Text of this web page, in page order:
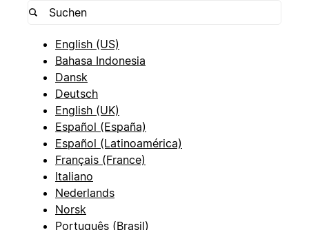
English (US)
Bahasa Indonesia
Dansk
Deutsch
English (UK)
Español (España)
Español (Latinoamérica)
Français (France)
Italiano
Nederlands
Norsk
Português (Brasil)